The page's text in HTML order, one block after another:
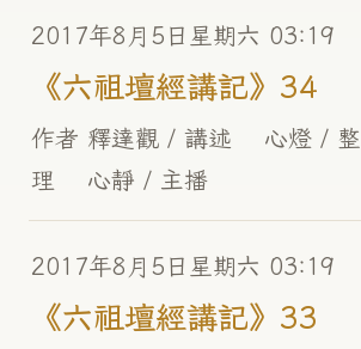
2017年8月5日星期六 03:19
《六祖壇經講記》34
作者 釋達觀 / 講述 心燈 / 整
理 心靜 / 主播
2017年8月5日星期六 03:19
《六祖壇經講記》33